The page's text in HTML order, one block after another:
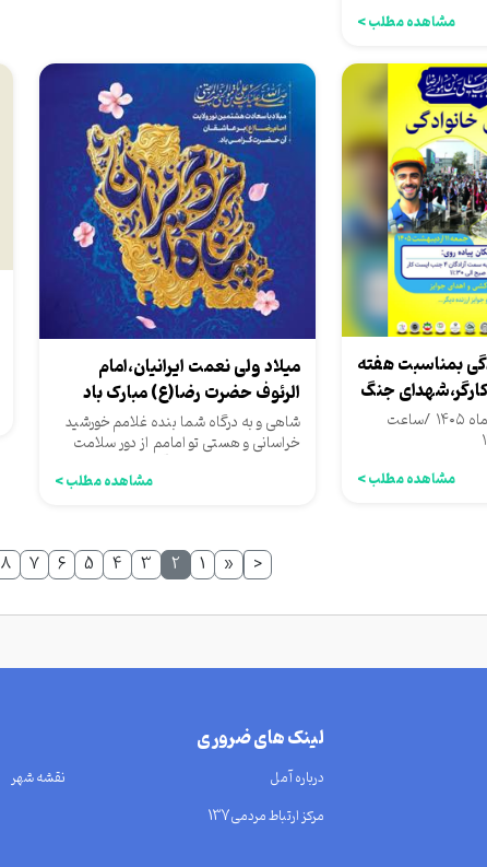
مشاهده مطلب >
بمناسبت هفته
جنگ
جمعه ۱۱ اردیبهشت ماه ۱۴۰۵ /ساعت
مشاهده مطلب >
میلاد ولی نعمت ایرانیان،امام
الرئوف حضرت رضا(ع) مبارک باد
شاهی و به درگاه شما بنده غلامم خورشید
خراسانی و هستی تو امامم از دور سلامت
کنم و واجب شرعی‌ست آقا...
مشاهده مطلب >
<
«
1
2
3
4
5
6
7
8
لینک های ضروری
درباره آمل
نقشه شهر
مرکز ارتباط مردمی137